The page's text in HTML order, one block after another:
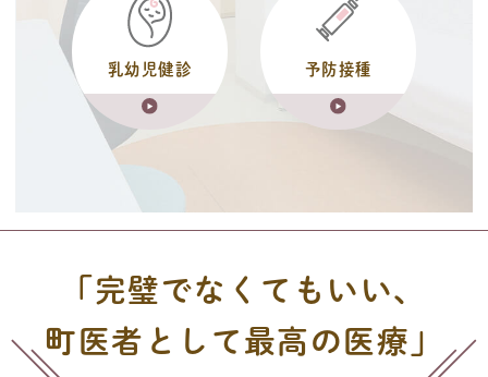
乳幼児健診 予防接種
「完璧でなくてもいい、
町医者として最高の医療」